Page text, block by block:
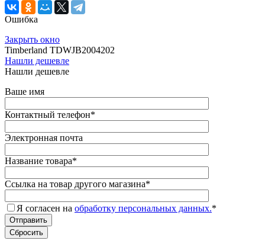
Ошибка
Закрыть окно
Timberland TDWJB2004202
Нашли дешевле
Нашли дешевле
Ваше имя
Контактный телефон*
Электронная почта
Название товара*
Ссылка на товар другого магазина*
Я согласен на обработку персональных данных.*